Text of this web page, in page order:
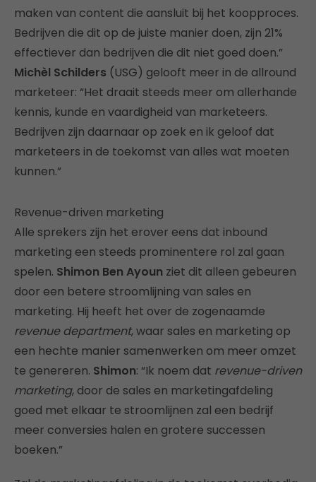
maken van content die aansluit bij het koopproces.
Bedrijven die dit op de juiste manier doen, zijn 21%
effectiever dan bedrijven die dit niet goed doen.”
Michèl Schilders (USG) gelooft meer in de allround
marketeer: “Het draait steeds meer om allerhande
kennis, kunde en vaardigheid van marketeers.
Bedrijven zijn daarnaar op zoek en ik geloof dat
marketeers in de toekomst van alles wat moeten
kunnen.”
Revenue-driven marketing
Alle sprekers zijn het erover eens dat inbound
marketing een steeds prominentere rol zal gaan
spelen. Shimon Ben Ayoun ziet dit alleen gebeuren
door een betere stroomlijning van sales en
marketing. Hij heeft het over de zogenaamde
revenue department, waar sales en marketing op
een hechte manier samenwerken om meer omzet
te genereren. Shimon: “Ik noem dat revenue-driven
marketing, door de sales en marketingafdeling
goed met elkaar te stroomlijnen zal een bedrijf
meer conversies halen en grotere successen
boeken.”